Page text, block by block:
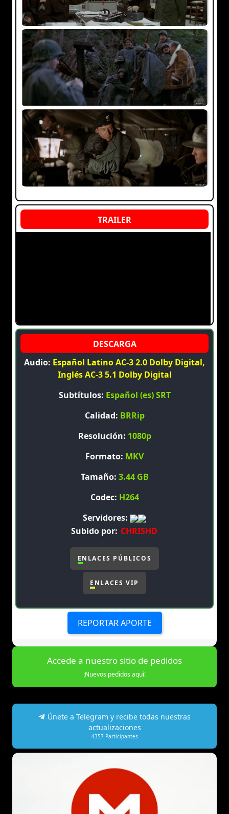
Audio: Español Latino AC-3 2.0 Dolby Digital,
Inglés AC-3 5.1 Dolby Digital
Subtítulos: Español (es) SRT
Calidad: BRRip
Resolución: 1080p
Formato: MKV
Tamaño: 3.44 GB
Codec: H264
Servidores:
Subido por: CHRISHD
ENLACES PÚBLICOS
ENLACES VIP
REPORTAR APORTE
Accede a nuestro sitio de pedidos
¡Nuevos pedidos aquí!
Únete a Telegram y recibe todas nuestras
actualizaciones
4357 Participantes